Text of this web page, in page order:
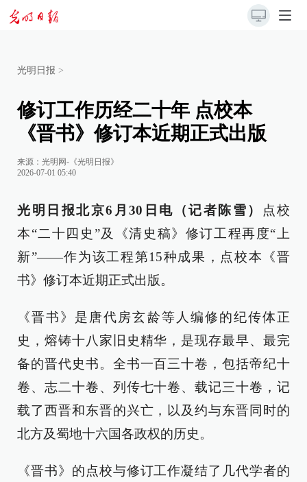
光明日报 >
修订工作历经二十年 点校本
《晋书》修订本近期正式出版
来源： 光明网-《光明日报》
2026-07-01 05:40
光明日报北京6月30日电（记者陈雪）
点校
本“二十四史”及《清史稿》修订工程再度“上
新”——作为该工程第15种成果，点校本《晋
书》修订本近期正式出版。
《晋书》是唐代房玄龄等人编修的纪传体正
史，熔铸十八家旧史精华，是现存最早、最完
备的晋代史书。全书一百三十卷，包括帝纪十
卷、志二十卷、列传七十卷、载记三十卷，记
载了西晋和东晋的兴亡，以及约与东晋同时的
北方及蜀地十六国各政权的历史。
《晋书》的点校与修订工作凝结了几代学者的